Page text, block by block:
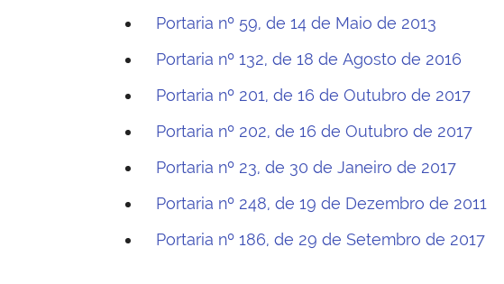
Portaria nº 59, de 14 de Maio de 2013
Portaria nº 132, de 18 de Agosto de 2016
Portaria nº 201, de 16 de Outubro de 2017
Portaria nº 202, de 16 de Outubro de 2017
Portaria nº 23, de 30 de Janeiro de 2017
Portaria nº 248, de 19 de Dezembro de 2011
Portaria nº 186, de 29 de Setembro de 2017